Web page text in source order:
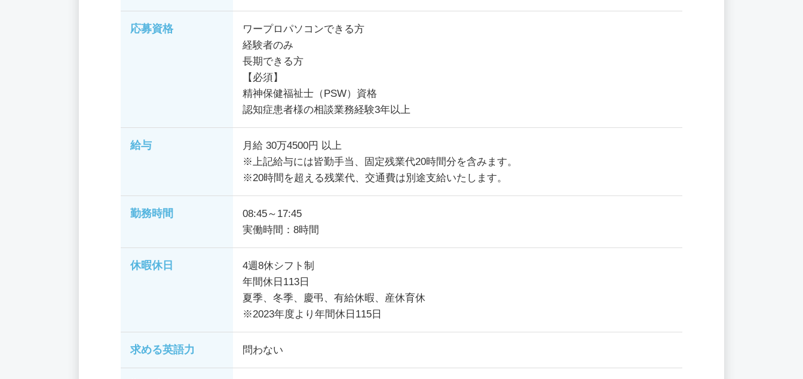
応募資格
ワープロパソコンできる方
経験者のみ
長期できる方
【必須】
精神保健福祉士（PSW）資格
認知症患者様の相談業務経験3年以上
給与
月給 30万4500円 以上
※上記給与には皆勤手当、固定残業代20時間分を含みます。
※20時間を超える残業代、交通費は別途支給いたします。
勤務時間
08:45～17:45
実働時間：8時間
休暇休日
4週8休シフト制
年間休日113日
夏季、冬季、慶弔、有給休暇、産休育休
※2023年度より年間休日115日
求める英語力 問わない